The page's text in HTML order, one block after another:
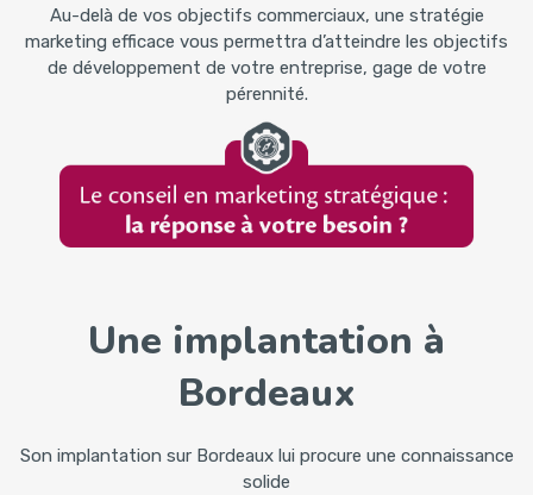
Au-delà de vos objectifs commerciaux, une stratégie
marketing efficace vous permettra d’atteindre les objectifs
de développement de votre entreprise, gage de votre
pérennité.
Une implantation à
Bordeaux
Son implantation sur Bordeaux lui procure une connaissance
solide